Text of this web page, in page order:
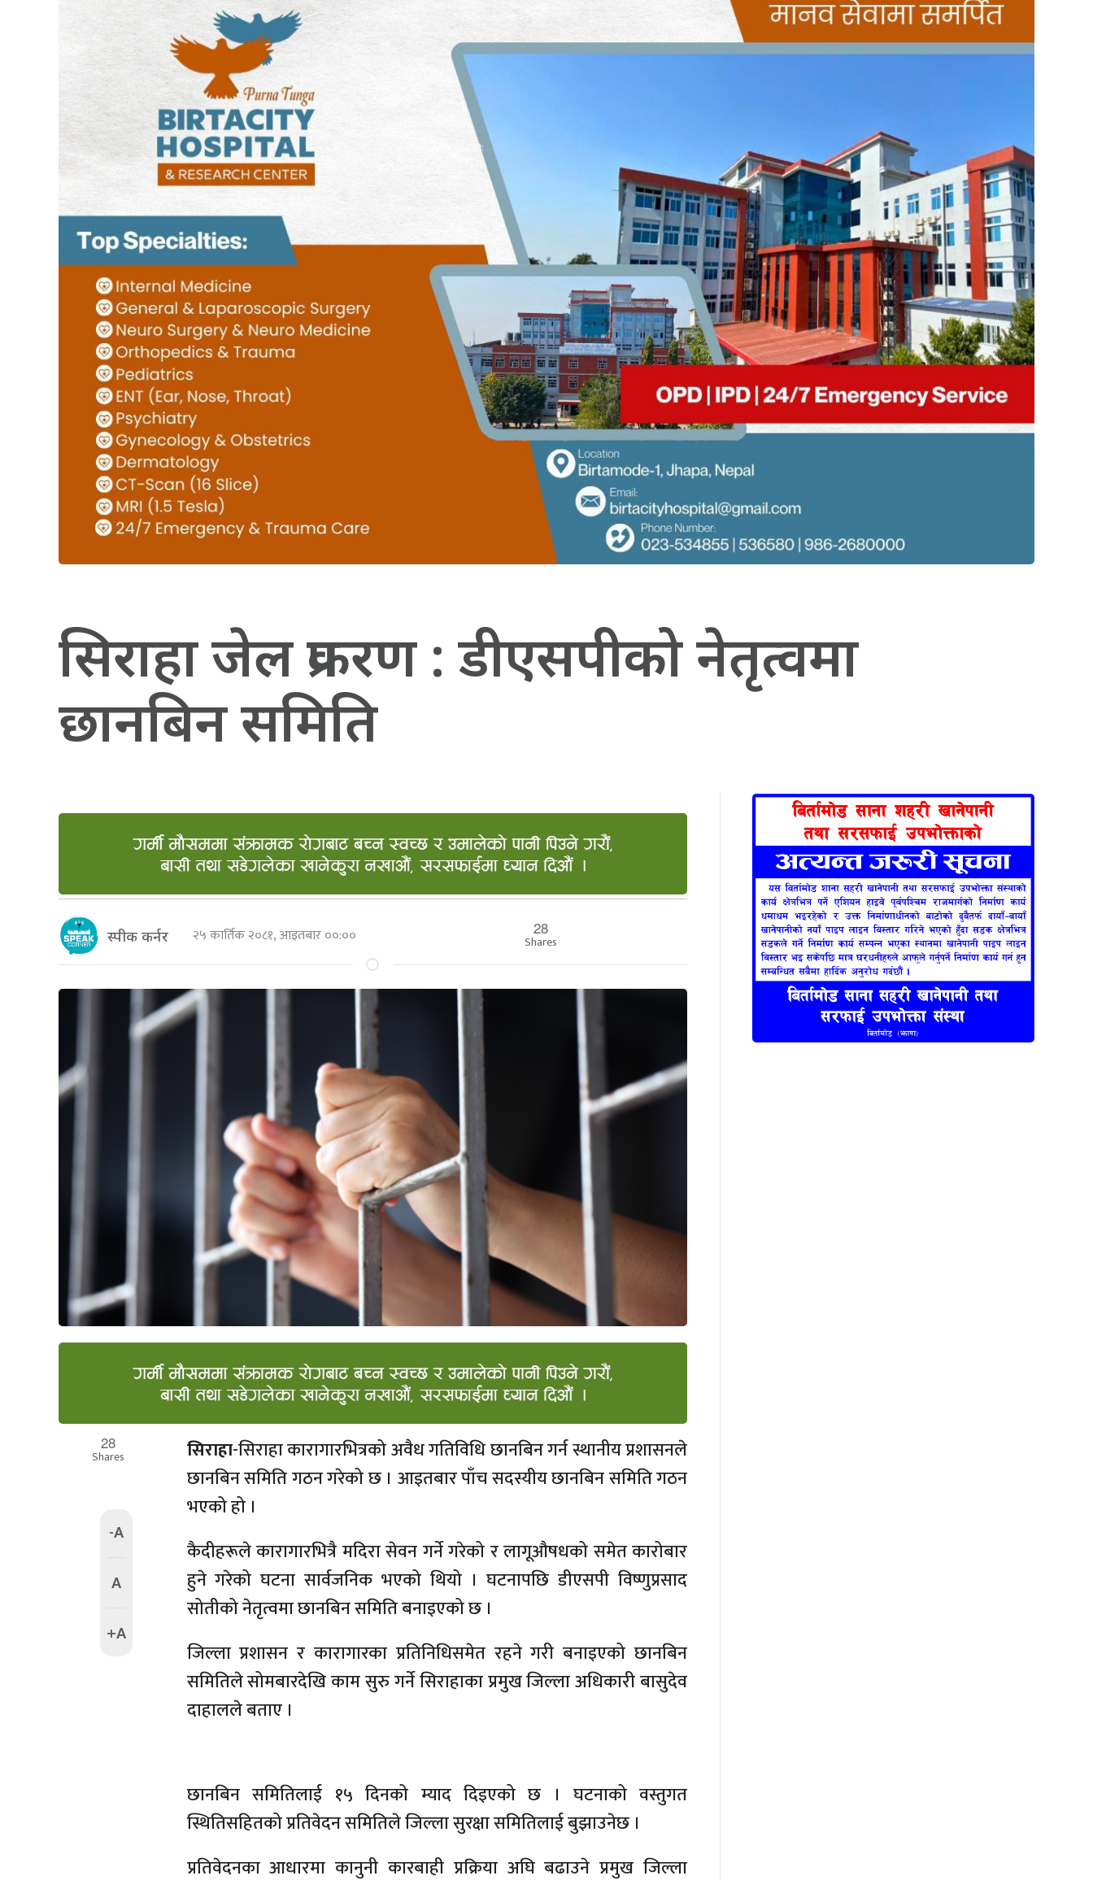
सिराहा जेल प्रकरण : डीएसपीको नेतृत्वमा
छानबिन समिति
स्पीक कर्नर २५ कार्तिक २०८१, आइतबार ००:०० 28
Shares
28
Shares
-A
A
+A
सिराहा-सिराहा कारागारभित्रको अवैध गतिविधि छानबिन गर्न स्थानीय प्रशासनले
छानबिन समिति गठन गरेको छ । आइतबार पाँच सदस्यीय छानबिन समिति गठन
भएको हो ।
कैदीहरूले कारागारभित्रै मदिरा सेवन गर्ने गरेको र लागूऔषधको समेत कारोबार
हुने गरेको घटना सार्वजनिक भएको थियो । घटनापछि डीएसपी विष्णुप्रसाद
सोतीको नेतृत्वमा छानबिन समिति बनाइएको छ ।
जिल्ला प्रशासन र कारागारका प्रतिनिधिसमेत रहने गरी बनाइएको छानबिन
समितिले सोमबारदेखि काम सुरु गर्ने सिराहाका प्रमुख जिल्ला अधिकारी बासुदेव
दाहालले बताए ।
छानबिन समितिलाई १५ दिनको म्याद दिइएको छ । घटनाको वस्तुगत
स्थितिसहितको प्रतिवेदन समितिले जिल्ला सुरक्षा समितिलाई बुझाउनेछ ।
प्रतिवेदनका आधारमा कानुनी कारबाही प्रक्रिया अघि बढाउने प्रमुख जिल्ला